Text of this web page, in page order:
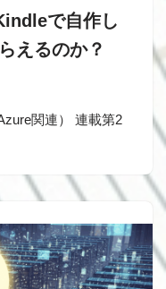
で自作し
えるのか？
関連） 連載第2